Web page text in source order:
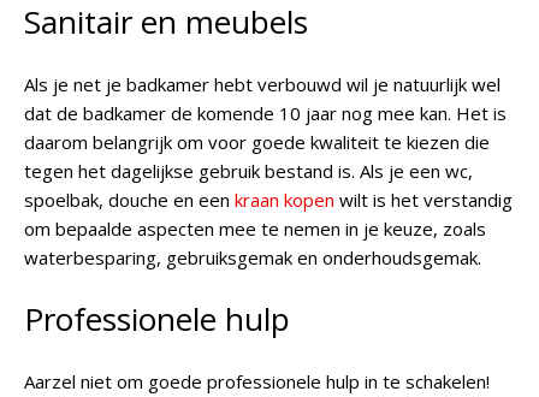
Sanitair en meubels
Als je net je badkamer hebt verbouwd wil je natuurlijk wel
dat de badkamer de komende 10 jaar nog mee kan. Het is
daarom belangrijk om voor goede kwaliteit te kiezen die
tegen het dagelijkse gebruik bestand is. Als je een wc,
spoelbak, douche en een kraan kopen wilt is het verstandig
om bepaalde aspecten mee te nemen in je keuze, zoals
waterbesparing, gebruiksgemak en onderhoudsgemak.
Professionele hulp
Aarzel niet om goede professionele hulp in te schakelen!